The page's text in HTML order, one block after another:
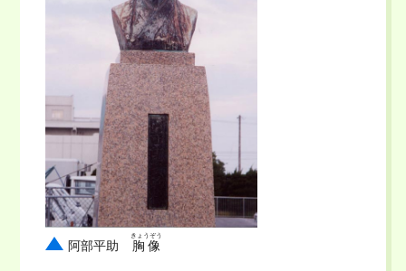
阿部平助 胸像
きょうぞう